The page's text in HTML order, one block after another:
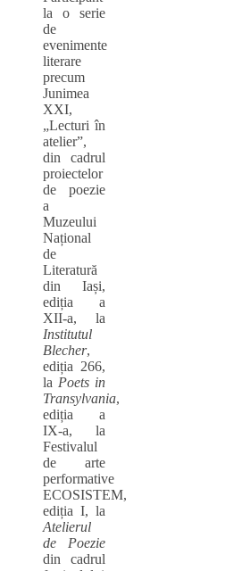
la o serie
de
evenimente
literare
precum
Junimea
XXI,
„Lecturi în
atelier”,
din cadrul
proiectelor
de poezie
a
Muzeului
Național
de
Literatură
din Iași,
ediția a
XII-a, la
Institutul
Blecher,
ediția 266,
la Poets in
Transylvania,
ediția a
IX-a, la
Festivalul
de arte
performative
ECOSISTEM,
ediția I, la
Atelierul
de Poezie
din cadrul